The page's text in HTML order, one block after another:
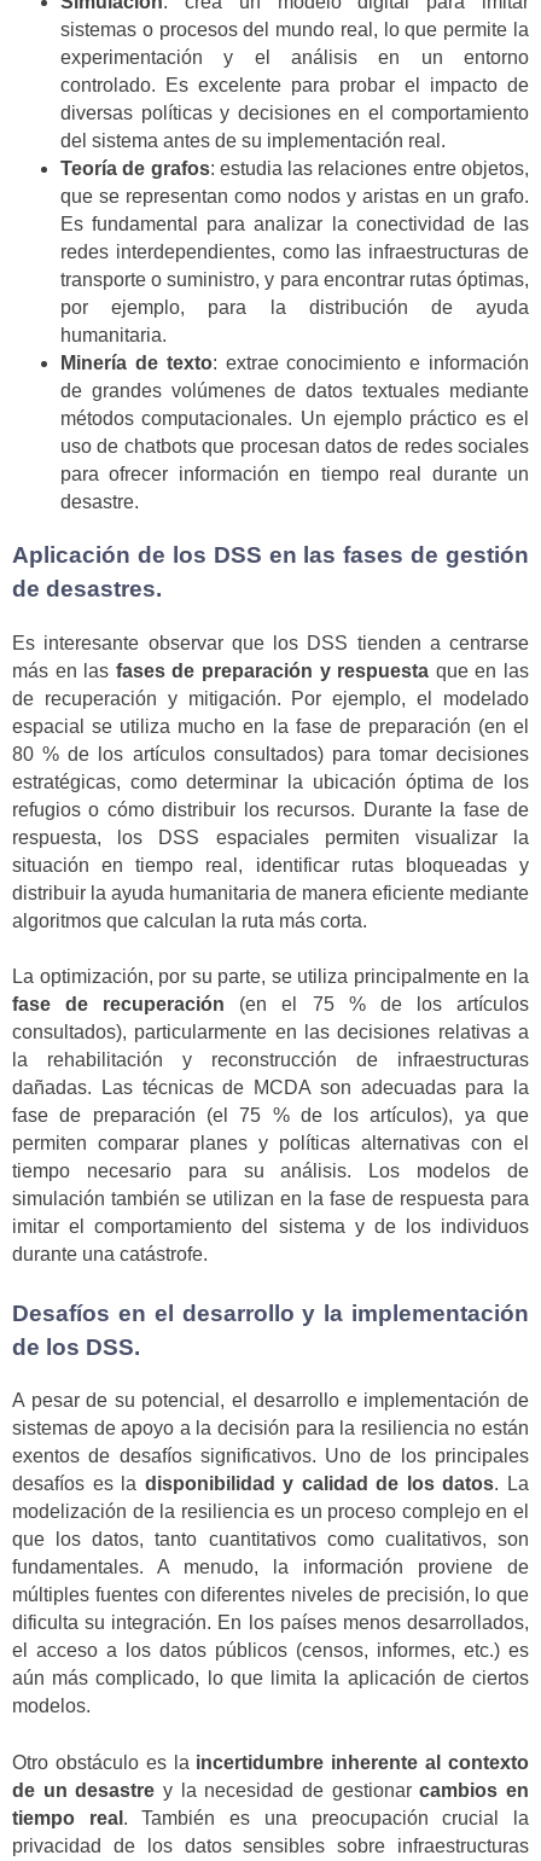
sistemas o procesos del mundo real, lo que permite la
experimentación y el análisis en un entorno
controlado. Es excelente para probar el impacto de
diversas políticas y decisiones en el comportamiento
del sistema antes de su implementación real.
Teoría de grafos: estudia las relaciones entre objetos,
que se representan como nodos y aristas en un grafo.
Es fundamental para analizar la conectividad de las
redes interdependientes, como las infraestructuras de
transporte o suministro, y para encontrar rutas óptimas,
por ejemplo, para la distribución de ayuda
humanitaria.
Minería de texto: extrae conocimiento e información
de grandes volúmenes de datos textuales mediante
métodos computacionales. Un ejemplo práctico es el
uso de chatbots que procesan datos de redes sociales
para ofrecer información en tiempo real durante un
desastre.
Aplicación de los DSS en las fases de gestión
de desastres.
Es interesante observar que los DSS tienden a centrarse
más en las fases de preparación y respuesta que en las
de recuperación y mitigación. Por ejemplo, el modelado
espacial se utiliza mucho en la fase de preparación (en el
80 % de los artículos consultados) para tomar decisiones
estratégicas, como determinar la ubicación óptima de los
refugios o cómo distribuir los recursos. Durante la fase de
respuesta, los DSS espaciales permiten visualizar la
situación en tiempo real, identificar rutas bloqueadas y
distribuir la ayuda humanitaria de manera eficiente mediante
algoritmos que calculan la ruta más corta.
La optimización, por su parte, se utiliza principalmente en la
fase de recuperación (en el 75 % de los artículos
consultados), particularmente en las decisiones relativas a
la rehabilitación y reconstrucción de infraestructuras
dañadas. Las técnicas de MCDA son adecuadas para la
fase de preparación (el 75 % de los artículos), ya que
permiten comparar planes y políticas alternativas con el
tiempo necesario para su análisis. Los modelos de
simulación también se utilizan en la fase de respuesta para
imitar el comportamiento del sistema y de los individuos
durante una catástrofe.
Desafíos en el desarrollo y la implementación
de los DSS.
A pesar de su potencial, el desarrollo e implementación de
sistemas de apoyo a la decisión para la resiliencia no están
exentos de desafíos significativos. Uno de los principales
desafíos es la disponibilidad y calidad de los datos. La
modelización de la resiliencia es un proceso complejo en el
que los datos, tanto cuantitativos como cualitativos, son
fundamentales. A menudo, la información proviene de
múltiples fuentes con diferentes niveles de precisión, lo que
dificulta su integración. En los países menos desarrollados,
el acceso a los datos públicos (censos, informes, etc.) es
aún más complicado, lo que limita la aplicación de ciertos
modelos.
Otro obstáculo es la incertidumbre inherente al contexto
de un desastre y la necesidad de gestionarcambios en
tiempo real . También es una preocupación crucial la
privacidad de los datos sensibles sobre infraestructuras